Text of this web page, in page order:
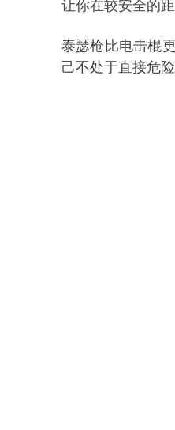
让你在较安全的
泰瑟枪比电击棍
己不处于直接危